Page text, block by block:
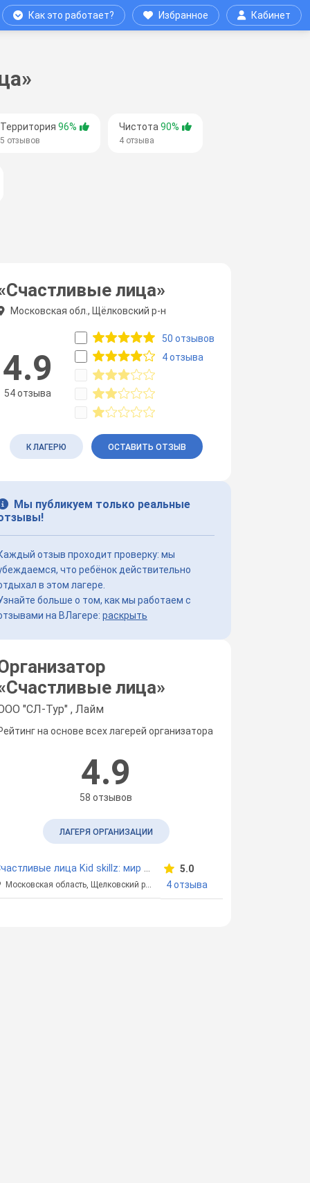
Как это работает? Избранное Кабинет
Территория 96%
5 отзывов
Чистота 90%
4 отзыва
лица»
Московская обл., Щёлковский р-н
4.9
54 отзыва
50 отзывов
4 отзыва
К ЛАГЕРЮ ОСТАВИТЬ ОТЗЫВ
Мы публикуем только реальные
отзыв проходит проверку: мы
что ребёнок действительно
в этом лагере.
больше о том, как мы работаем с
на ВЛагере: раскрыть
Счастливые лица»
"СЛ-Тур" , Лайм
на основе всех лагерей организатора
4.9
58 отзывов
ЛАГЕРЯ ОРГАНИЗАЦИИ
Счастливые лица Kid skillz: мир навыков
Московская область, Щелковский район
5.0
4 отзыва